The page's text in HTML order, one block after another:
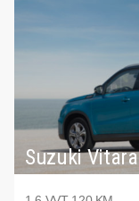
Suzuki Vitara